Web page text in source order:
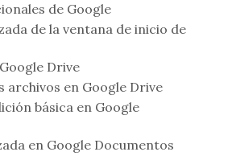
de Google
de la ventana de inicio de
Drive
archivos en Google Drive
básica en Google
en Google Documentos